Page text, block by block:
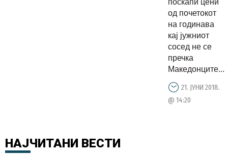
пари од
за
летување?
поскапи цени
од почетокот
на годинава
кај јужниот
сосед не се
пречка
Македонците...
21. ЈУНИ 2018.
@ 14:20
НАЈЧИТАНИ ВЕСТИ